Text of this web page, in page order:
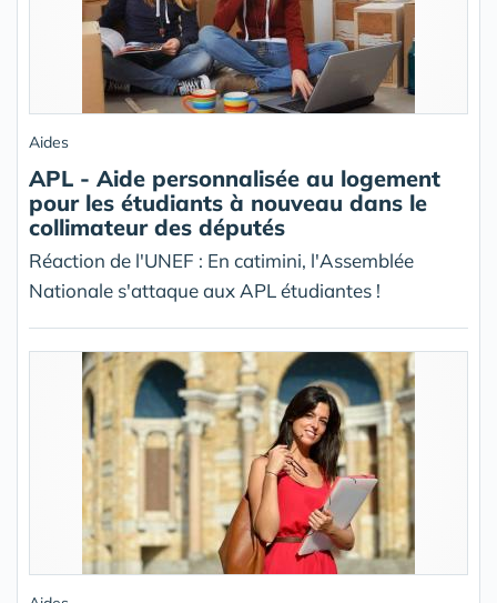
Aides
APL - Aide personnalisée au logement
pour les étudiants à nouveau dans le
collimateur des députés
Réaction de l'UNEF : En catimini, l'Assemblée
Nationale s'attaque aux APL étudiantes !